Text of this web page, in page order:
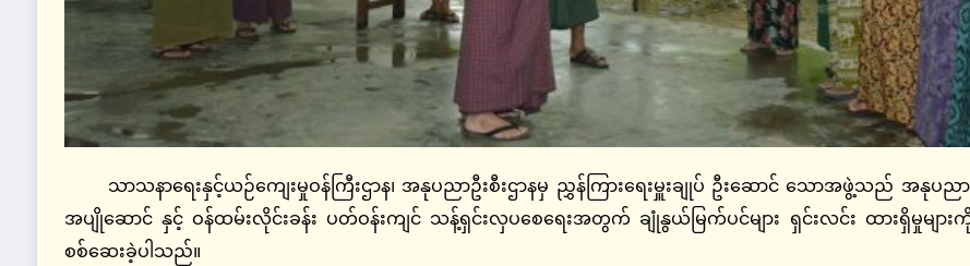
သာသနာရေးနှင့်ယဉ်ကျေးမှုဝန်ကြီးဌာန၊ အနုပညာဦးစီးဌာနမှ ညွှန်ကြားရေးမှူးချုပ် ဦးဆောင် သောအဖွဲ့သည် အနုပည
အပျိုဆောင် နှင့် ဝန်ထမ်းလိုင်းခန်း ပတ်ဝန်းကျင် သန့်ရှင်းလှပစေရေးအတွက် ချုံနွယ်မြက်ပင်များ ရှင်းလင်း ထားရှိမှုမျာ
စစ်ဆေးခဲ့ပါသည်။